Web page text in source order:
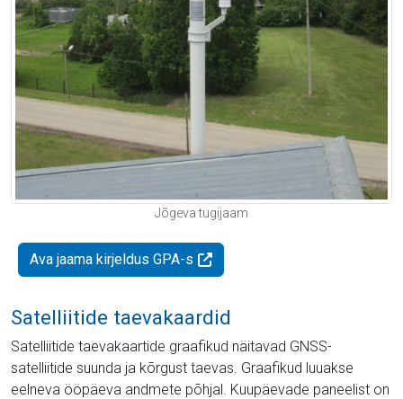
Jõgeva tugijaam
Ava jaama kirjeldus GPA-s
Satelliitide taevakaardid
Satelliitide taevakaartide graafikud näitavad GNSS-
satelliitide suunda ja kõrgust taevas. Graafikud luuakse
eelneva ööpäeva andmete põhjal. Kuupäevade paneelist on